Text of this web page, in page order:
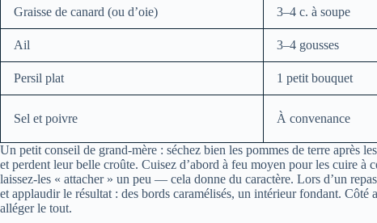
Graisse de canard (ou d’oie) 3–4 c. à soupe
Ail 3–4 gousses
Persil plat 1 petit bouquet
Sel et poivre À convenance
Un petit conseil de grand-mère : séchez bien les pommes de terre après
et perdent leur belle croûte. Cuisez d’abord à feu moyen pour les cuire
laissez-les « attacher » un peu — cela donne du caractère. Lors d’un
et applaudir le résultat : des bords caramélisés, un intérieur fondant.
alléger le tout.